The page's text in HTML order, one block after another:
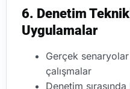
6. Denetim
Uygulamalar
Gerçek
çalışmalar
Denetim